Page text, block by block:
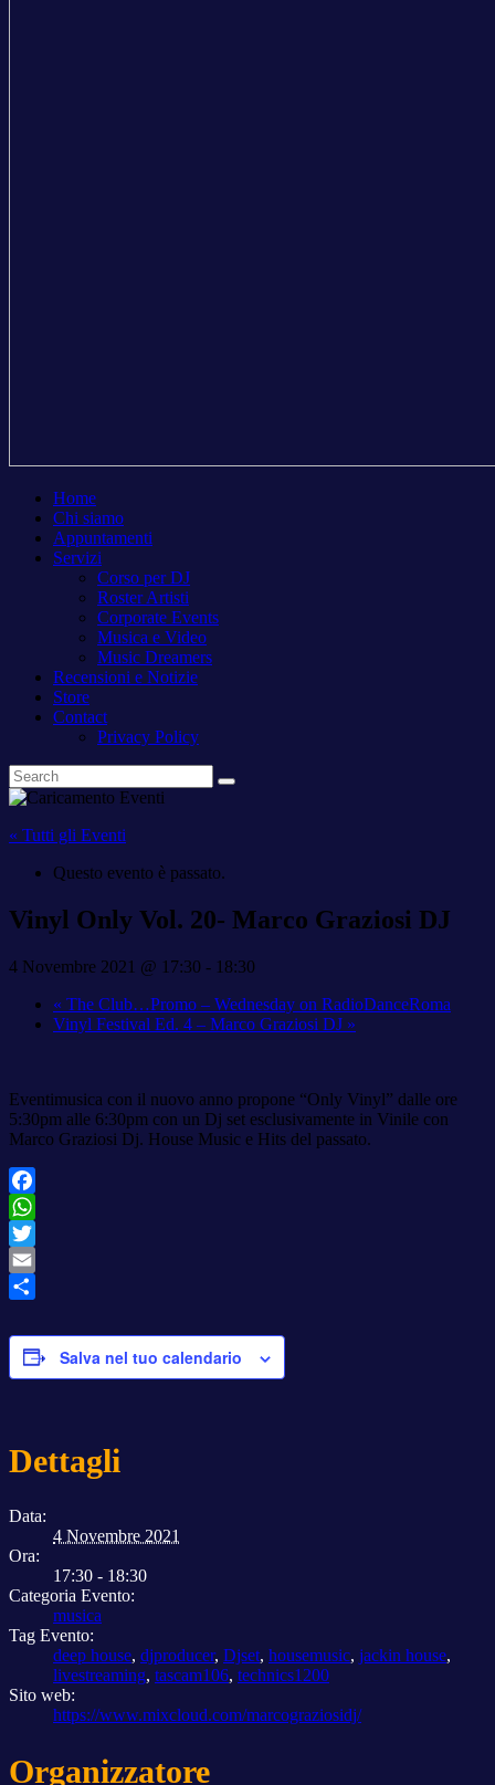
Home
Chi siamo
Appuntamenti
Servizi
Corso per DJ
Roster Artisti
Corporate Events
Musica e Video
Music Dreamers
Recensioni e Notizie
Store
Contact
Privacy Policy
« Tutti gli Eventi
Questo evento è passato.
Vinyl Only Vol. 20- Marco Graziosi DJ
4 Novembre 2021 @ 17:30 - 18:30
« The Club…Promo – Wednesday on RadioDanceRoma
Vinyl Festival Ed. 4 – Marco Graziosi DJ »
Eventimusica con il nuovo anno propone “Only Vinyl” dalle ore
5:30pm alle 6:30pm con un Dj set esclusivamente in Vinile con
Marco Graziosi Dj. House Music e Hits del passato.
Facebook
WhatsApp
Twitter
Email
Salva nel tuo calendario
Dettagli
Data:
4 Novembre 2021
Ora:
17:30 - 18:30
Categoria Evento:
musica
Tag Evento:
deep house, djproducer, Djset, housemusic, jackin house,
livestreaming, tascam106, technics1200
Sito web:
https://www.mixcloud.com/marcograziosidj/
Organizzatore